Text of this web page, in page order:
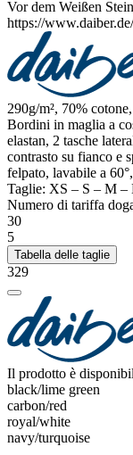
Vor dem Weißen
https://
290g/m², 70%
Bordini in maglia a
elastan, 2 tasche
contrasto su fianco e
felpato, lavabile a
Taglie: XS – S – M –
Numero di tariffa
30
5
Tabella delle taglie
329
Il prodotto è
black/​lime green
carbon/​red
royal/​white
navy/​turquoise